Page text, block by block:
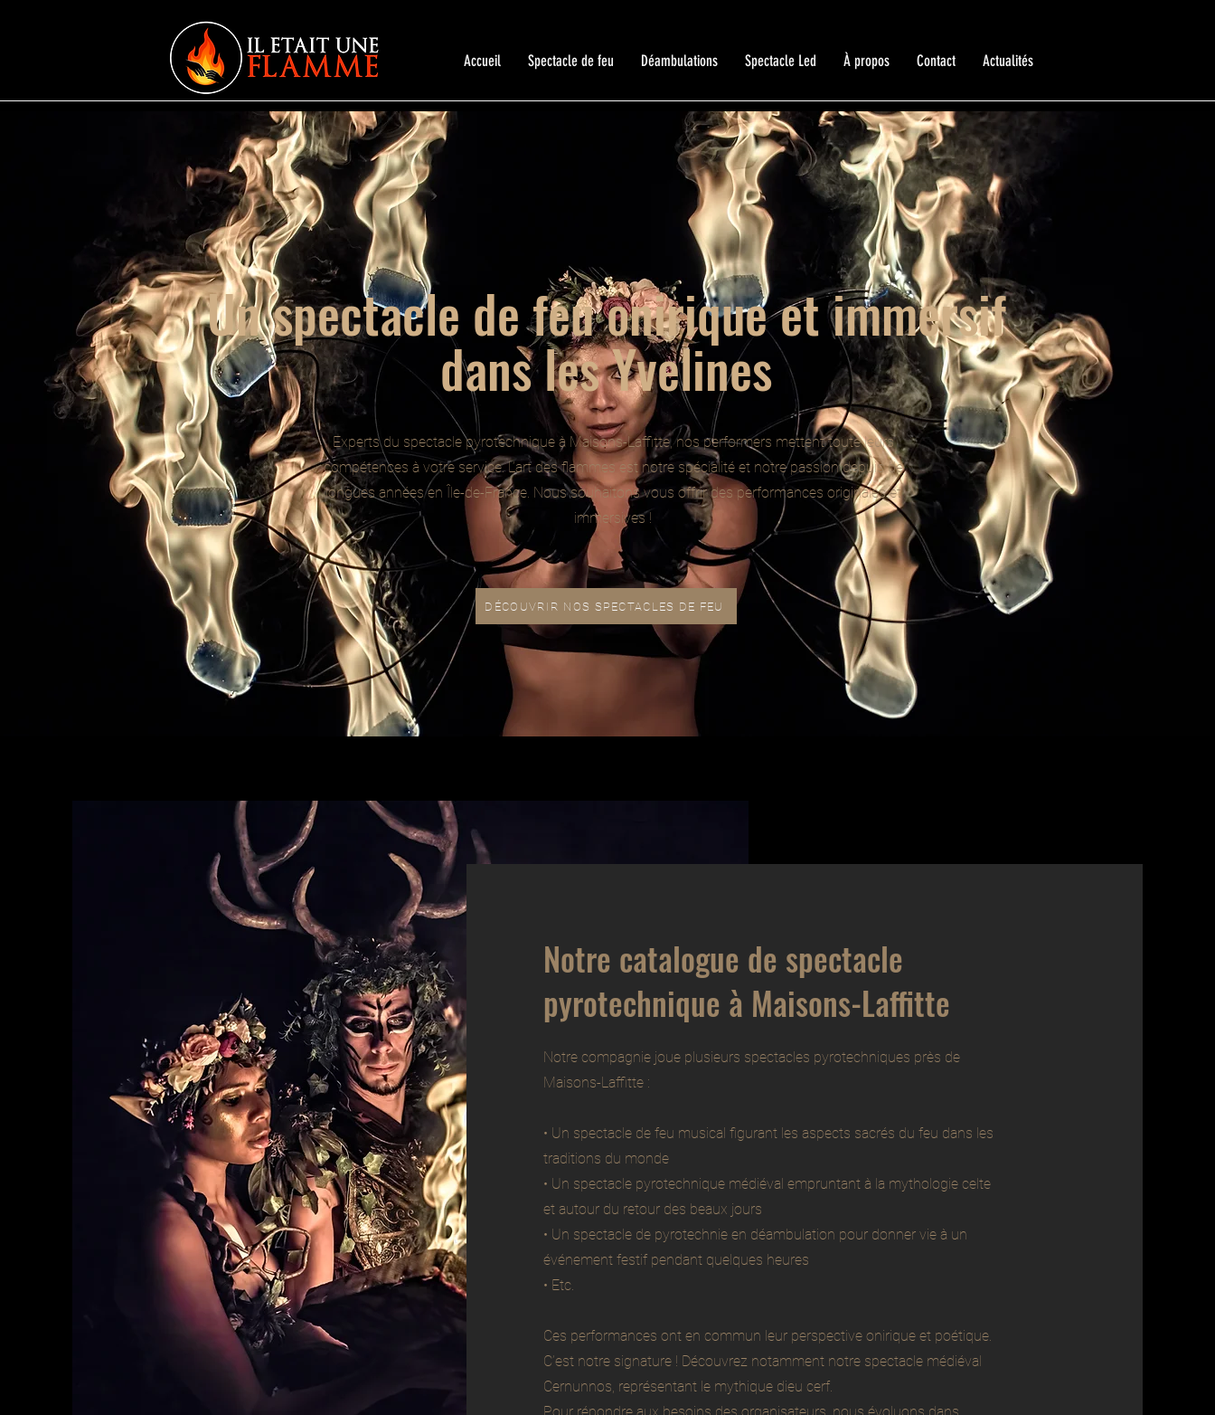
Accueil Spectacle de feu Déambulations Spectacle Led À propos Contact Actualités
Un spectacle de feu onirique et immersif
dans les Yvelines
Experts du spectacle pyrotechnique à Maisons-Laffitte, nos performers mettent toute leurs
compétences à votre service. L’art des flammes est notre spécialité et notre passion depuis de
longues années en Île-de-France. Nous souhaitons vous offrir des performances originales et
immersives !
DÉCOUVRIR NOS SPECTACLES DE FEU
Notre catalogue de spectacle
pyrotechnique à Maisons-Laffitte
Notre compagnie joue plusieurs spectacles pyrotechniques près de
Maisons-Laffitte :
• Un spectacle de feu musical figurant les aspects sacrés du feu dans les
traditions du monde
• Un spectacle pyrotechnique médiéval empruntant à la mythologie celte
et autour du retour des beaux jours
• Un spectacle de pyrotechnie en déambulation pour donner vie à un
événement festif pendant quelques heures
• Etc.
Ces performances ont en commun leur perspective onirique et poétique.
C’est notre signature ! Découvrez notamment notre spectacle médiéval
Cernunnos, représentant le mythique dieu cerf.